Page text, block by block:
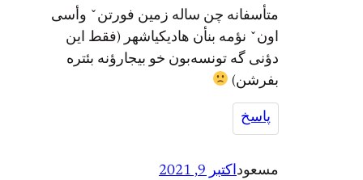
متأسفانه چن ساله زمین فورتنˇ وأسی
اونˇ نؤمه بنأن هادیکیاشهر (فقط این
دؤنی گه تونسه‌بون خو بیجارؤنه بئتره
بفرشن)
پاسخ
مسعوداکتبر 9, 2021